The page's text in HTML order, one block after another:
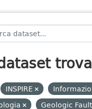
INSPIRE
Geologic Fault